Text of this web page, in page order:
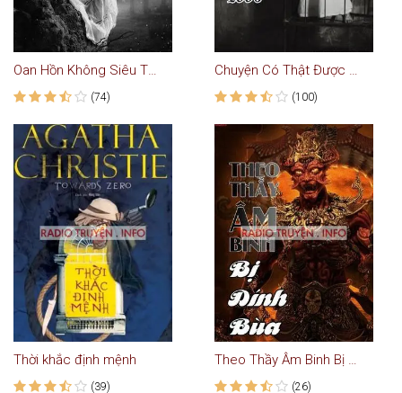
Oan Hồn Không Siêu Thoát
(74)
Chuyện Có Thật Được Kể Từ 2006
(100)
Thời khắc định mệnh
(39)
Theo Thầy Âm Binh Bị Dính Bùa Ngải
(26)